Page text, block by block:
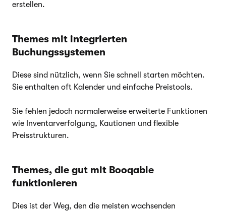
erstellen.
Themes mit integrierten
Buchungssystemen
Diese sind nützlich, wenn Sie schnell starten möchten.
Sie enthalten oft Kalender und einfache Preistools.
Sie fehlen jedoch normalerweise erweiterte Funktionen
wie Inventarverfolgung, Kautionen und flexible
Preisstrukturen.
Themes, die gut mit Booqable
funktionieren
Dies ist der Weg, den die meisten wachsenden